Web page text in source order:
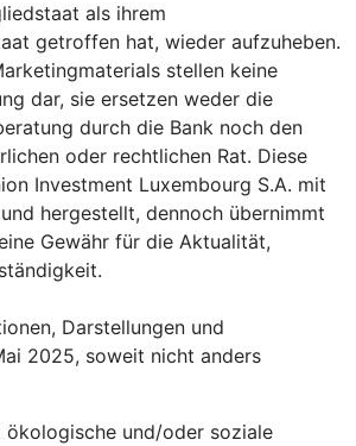
als ihrem
getroffen hat, wieder aufzuheben.
stellen keine
dar, sie ersetzen weder die
durch die Bank noch den
oder rechtlichen Rat. Diese
Investment Luxembourg S.A. mit
hergestellt, dennoch übernimmt
Gewähr für die Aktualität,
Darstellungen und
2025, soweit nicht anders
ökologische und/oder soziale